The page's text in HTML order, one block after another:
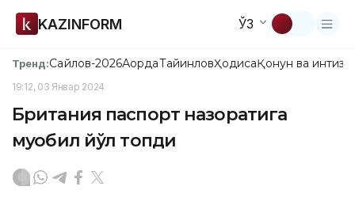
KAZINFORM ЎЗ
Тренд:Сайлов-2026АқордаТайинловҲодисаҚонун ва
19:12, 03 Январ 2024
Британия паспорт назоратига
муқобил йўл топди